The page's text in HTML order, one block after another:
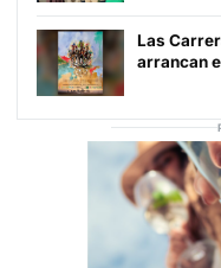
Las
arrancan